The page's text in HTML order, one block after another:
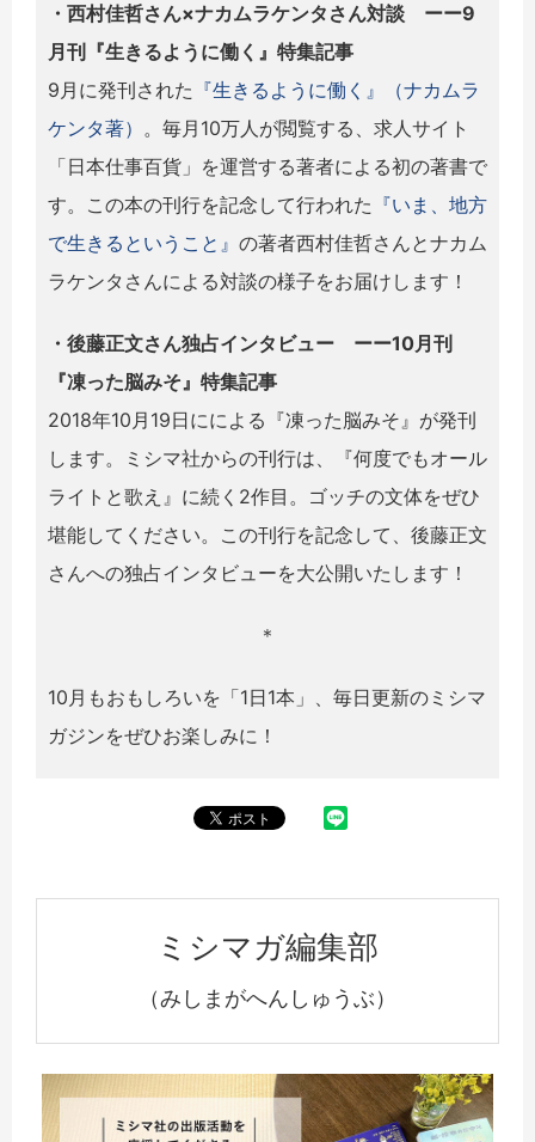
・西村佳哲さん×ナカムラケンタさん対談 ーー9
月刊『生きるように働く』特集記事
9月に発刊された 『生きるように働く』（ナカムラ
ケンタ著） 。毎月10万人が閲覧する、求人サイト
「日本仕事百貨」を運営する著者による初の著書で
す。この本の刊行を記念して行われた 『いま、地方
で生きるということ』 の著者西村佳哲さんとナカム
ラケンタさんによる対談の様子をお届けします！
・後藤正文さん独占インタビュー ーー10月刊
『凍った脳みそ』特集記事
2018年10月19日にによる『凍った脳みそ』が発刊
します。ミシマ社からの刊行は、『何度でもオール
ライトと歌え』に続く2作目。ゴッチの文体をぜひ
堪能してください。この刊行を記念して、後藤正文
さんへの独占インタビューを大公開いたします！
＊
10月もおもしろいを「1日1本」、毎日更新のミシマ
ガジンをぜひお楽しみに！
ミシマガ編集部
（みしまがへんしゅうぶ）